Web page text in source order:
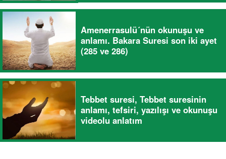
Amenerrasulü´nün okunuşu ve
anlamı. Bakara Suresi son iki ayet
(285 ve 286)
Tebbet suresi, Tebbet suresinin
anlamı, tefsiri, yazılışı ve okunuşu
videolu anlatım